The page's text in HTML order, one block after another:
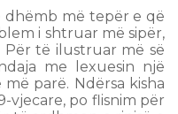
dhëmb më tepër e që
i shtruar më sipër,
të ilustruar më së
me lexuesin një
parë. Ndërsa kisha
vjecare, po flisnim për